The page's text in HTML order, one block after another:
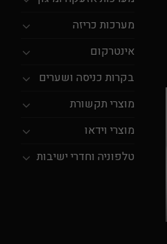
מערכות כריזה
אינטרקום
בקרות כניסה ושערים
מוצרי תקשורת
מוצרי וידאו
טלפוניה וחדרי ישיבות